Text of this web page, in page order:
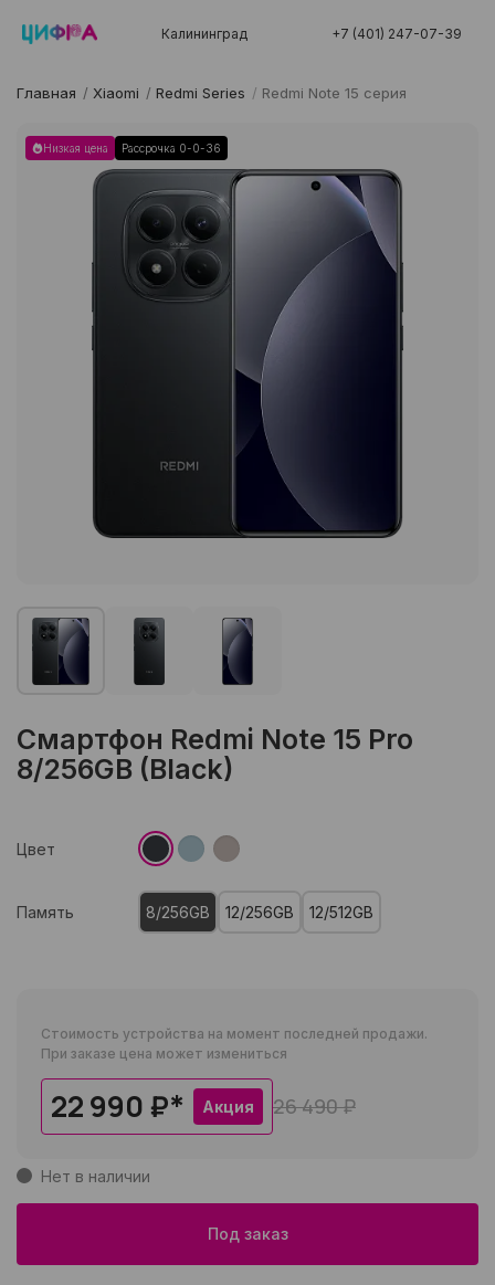
Калининград +7 (401) 247-07-39
Главная / Xiaomi / Redmi Series / Redmi Note 15 серия
Низкая цена Рассрочка 0-0-36
Смартфон Redmi Note 15 Pro
8/256GB (Black)
Цвет
Память 8/256GB 12/256GB 12/512GB
Стоимость устройства на момент последней продажи.
При заказе цена может измениться
22 990 ₽* Акция 26 490 ₽
Нет в наличии
Под заказ